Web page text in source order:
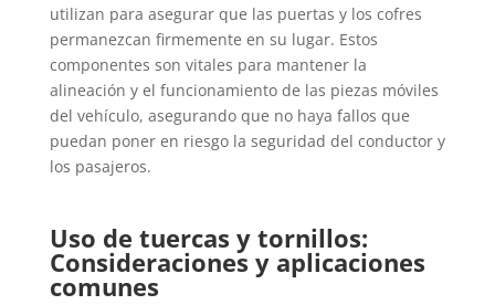
utilizan para asegurar que las puertas y los cofres
permanezcan firmemente en su lugar. Estos
componentes son vitales para mantener la
alineación y el funcionamiento de las piezas móviles
del vehículo, asegurando que no haya fallos que
puedan poner en riesgo la seguridad del conductor y
los pasajeros.
Uso de tuercas y tornillos:
Consideraciones y aplicaciones
comunes